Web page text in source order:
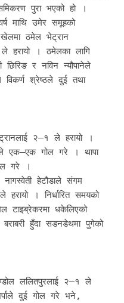
पुरा भएको हो ।
माथि उमेर समूहको
खेलमा ठमेल भेट्रान
हरायो । ठमेलका लागि
र नविन न्यौपानेले
श्रेष्ठले दुई तथा
२–१ ले हरायो ।
एक–एक गोल गरे । थापा
गरे ।
हेटौडाले संगम
। निर्धारित समयको
टाइब्रेकरमा धकेलिएको
हुँदा सडनडेथमा पुगेको
ललितपुरलाई २–१ ले
दुई गोल गरे भने,